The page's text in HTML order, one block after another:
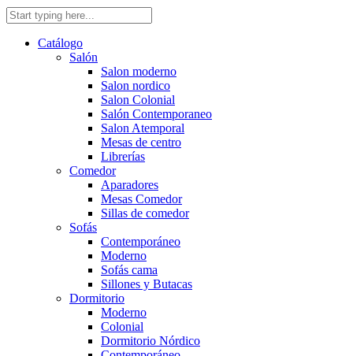
Catálogo
Salón
Salon moderno
Salon nordico
Salon Colonial
Salón Contemporaneo
Salon Atemporal
Mesas de centro
Librerías
Comedor
Aparadores
Mesas Comedor
Sillas de comedor
Sofás
Contemporáneo
Moderno
Sofás cama
Sillones y Butacas
Dormitorio
Moderno
Colonial
Dormitorio Nórdico